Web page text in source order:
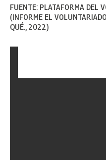
FUENTE: PLATAFORMA DEL
(INFORME EL
QUÉ., 2022)